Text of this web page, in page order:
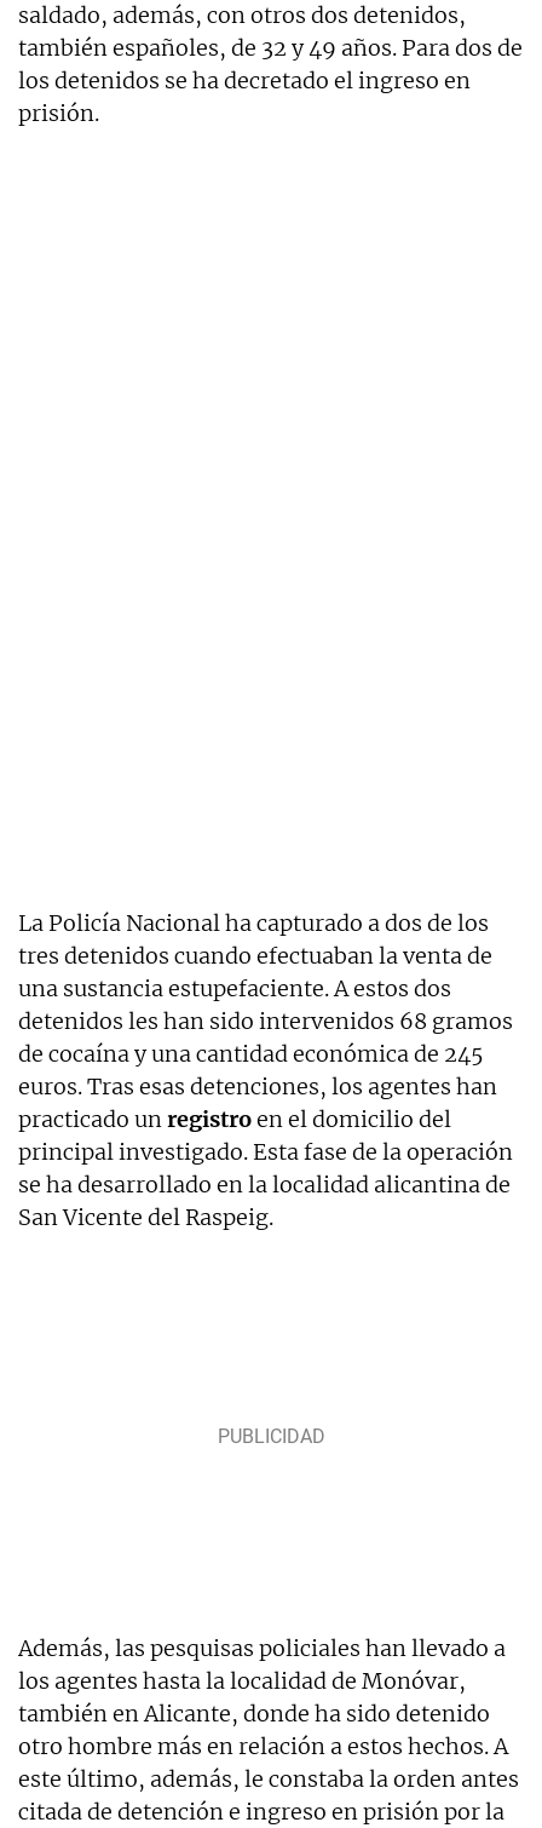
saldado, además, con otros dos detenidos,
también españoles, de 32 y 49 años. Para dos de
los detenidos se ha decretado el ingreso en
prisión.
La Policía Nacional ha capturado a dos de los
tres detenidos cuando efectuaban la venta de
una sustancia estupefaciente. A estos dos
detenidos les han sido intervenidos 68 gramos
de cocaína y una cantidad económica de 245
euros. Tras esas detenciones, los agentes han
practicado unregistroen el domicilio del
principal investigado. Esta fase de la operación
se ha desarrollado en la localidad alicantina de
San Vicente del Raspeig.
Además, las pesquisas policiales han llevado a
los agentes hasta la localidad de Monóvar,
también en Alicante, donde ha sido detenido
otro hombre más en relación a estos hechos. A
este último, además, le constaba la orden antes
citada de detención e ingreso en prisión por la